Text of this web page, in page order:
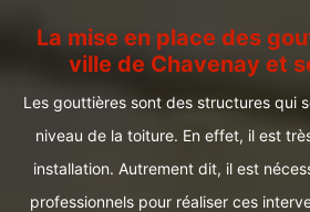
La mise en place des
ville de Chavenay et
Les gouttières sont des structures qui
niveau de la toiture. En effet, il est
installation. Autrement dit, il est
professionnels pour réaliser ces